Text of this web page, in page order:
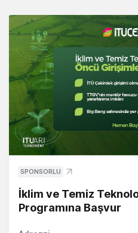
SPONSORLU
İklim ve Temiz
Programına Başvur